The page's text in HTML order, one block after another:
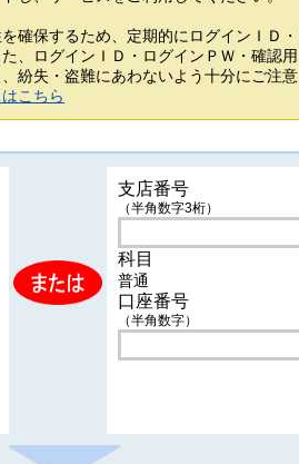
確保するため、定期的にログインＩＤ
ログインＩＤ・ログインＰＷ・確認用
失・盗難にあわないよう十分にご注意
こちら
支店番号
（半角数字3桁）
科目
普通
口座番号
（半角数字）